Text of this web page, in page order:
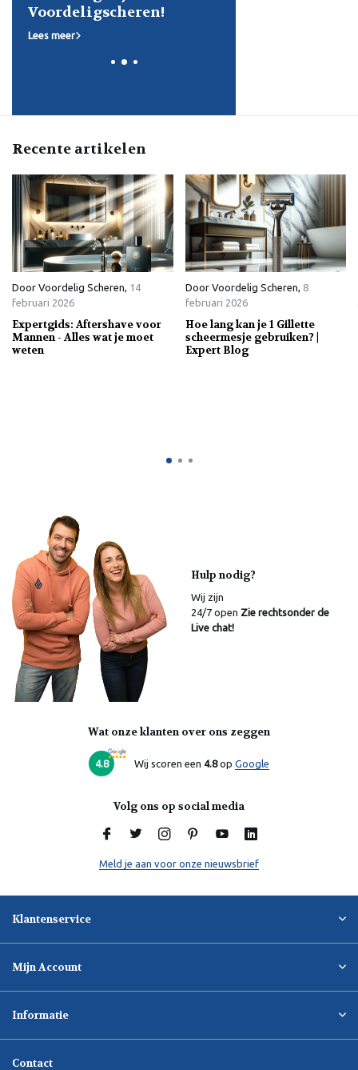
Voordeligscheren!
Lees meer
Recente artikelen
Door Voordelig Scheren, 14
februari 2026
Expertgids: Aftershave voor
Mannen - Alles wat je moet
weten
Door Voordelig Scheren, 8
februari 2026
Hoe lang kan je 1 Gillette
scheermesje gebruiken? |
Expert Blog
Hulp nodig?
Wij zijn
24/7 open Zie rechtsonder de
Live chat!
Wat onze klanten over ons zeggen
4.8 Wij scoren een 4.8op Google
Volg ons op social media
Meld je aan voor onze nieuwsbrief
Klantenservice
Mijn Account
Informatie
Contact